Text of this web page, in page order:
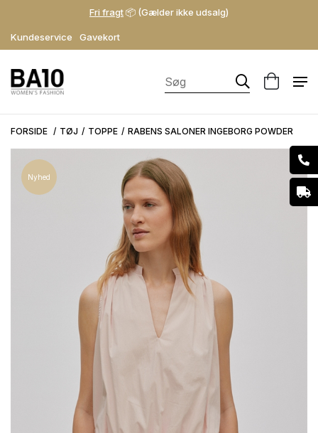
Kundeservice Gavekort
Fri fragt📦 (Gælder ikke udsalg)
FORSIDE TØJ TOPPE RABENS SALONER INGEBORG POWDER
Nyhed